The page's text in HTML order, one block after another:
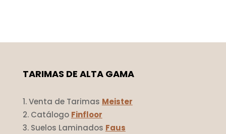
TARIMAS DE ALTA GAMA
Venta de Tarimas Meister
Catálogo Finfloor
Suelos Laminados Faus